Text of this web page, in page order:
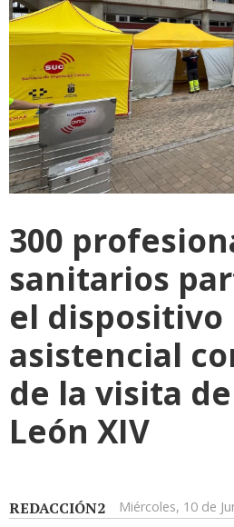
300
sanitarios
el dispositivo
asistencial
de la visita
León XIV
REDACCIÓN2 Miércoles, 10 de